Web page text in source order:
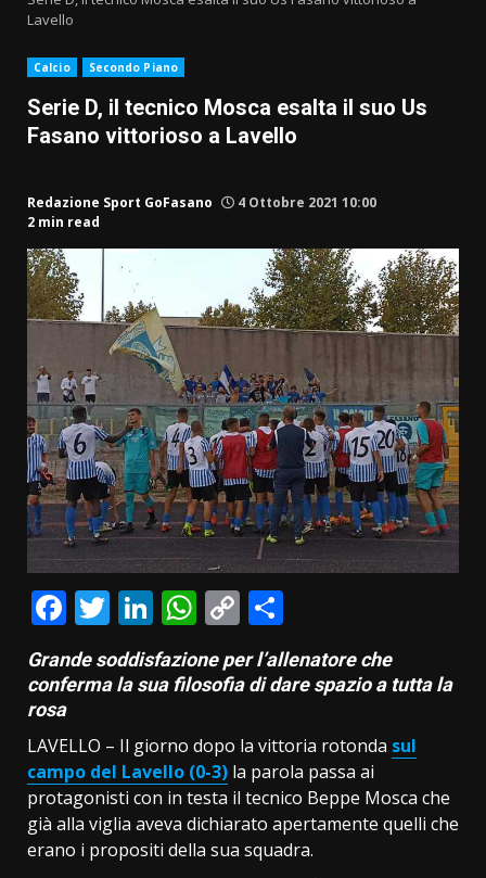
Lavello
Calcio Secondo Piano
Serie D, il tecnico Mosca esalta il suo Us
Fasano vittorioso a Lavello
Redazione Sport GoFasano
4 Ottobre 2021 10:00
2 min read
Facebook
Twitter
LinkedIn
WhatsApp
Copy
Link
Grande soddisfazione per l’allenatore che
conferma la sua filosofia di dare spazio a tutta la
rosa
LAVELLO – Il giorno dopo la vittoria rotonda sul
campo del Lavello (0-3) la parola passa ai
protagonisti con in testa il tecnico Beppe Mosca che
già alla viglia aveva dichiarato apertamente quelli che
erano i propositi della sua squadra.